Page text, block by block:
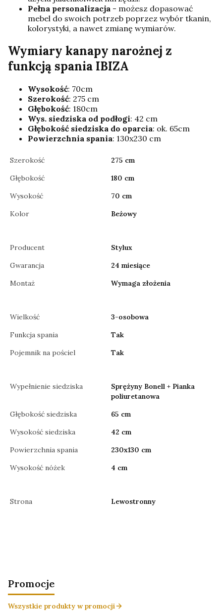
Pełna personalizacja - możesz dopasować
mebel do swoich potrzeb poprzez wybór tkanin,
kolorystyki, a nawet zmianę wymiarów.
Wymiary kanapy narożnej z
funkcją spania IBIZA
Wysokość: 70cm
Szerokość: 275 cm
Głębokość: 180cm
Wys. siedziska od podłogi: 42 cm
Głębokość siedziska do oparcia: ok. 65cm
Powierzchnia spania: 130x230 cm
Szerokość
275 cm
Głębokość
180 cm
Wysokość
70 cm
Kolor
Beżowy
Producent
Stylux
Gwarancja
24 miesiące
Montaż
Wymaga złożenia
Wielkość
3-osobowa
Funkcja spania
Tak
Pojemnik na pościel
Tak
Wypełnienie siedziska
Sprężyny Bonell + Pianka
poliuretanowa
Głębokość siedziska
65 cm
Wysokość siedziska
42 cm
Powierzchnia spania
230x130 cm
Wysokość nóżek
4 cm
Strona Lewostronny
Promocje
Wszystkie produkty w promocji